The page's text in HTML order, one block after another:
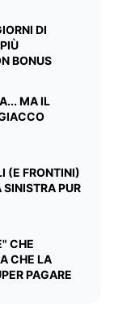
DI
BONUS
MA IL
(E FRONTINI)
SINISTRA PUR
CHE
CHE LA
PAGARE